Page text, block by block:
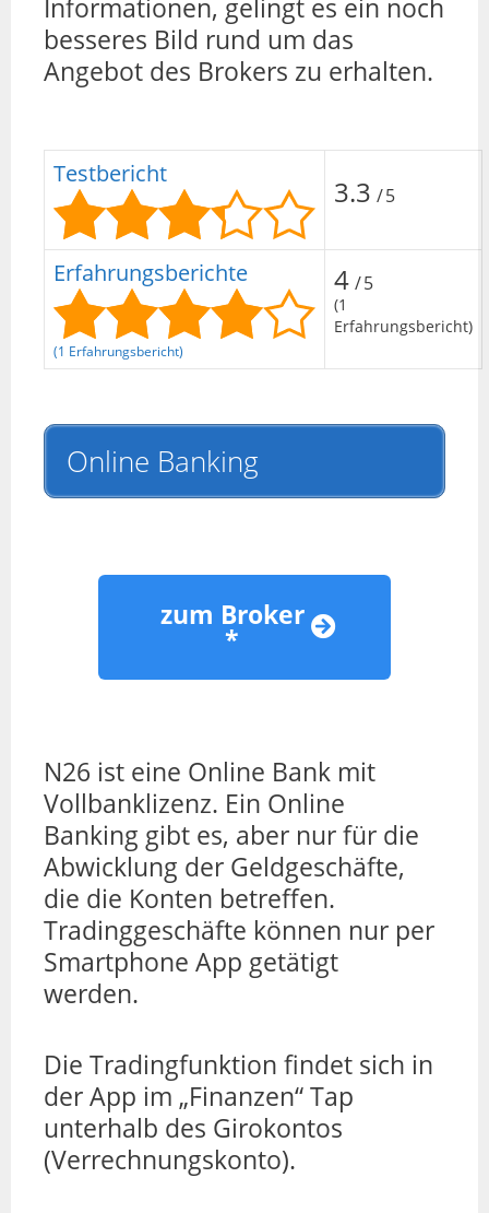
Informationen, gelingt es ein noch
besseres Bild rund um das
Angebot des Brokers zu erhalten.
Testbericht
3.3 /5
Erfahrungsberichte
(1 Erfahrungsbericht)
4 /5
(1
Erfahrungsbericht)
Online Banking
zum Broker
*
N26 ist eine Online Bank mit
Vollbanklizenz. Ein Online
Banking gibt es, aber nur für die
Abwicklung der Geldgeschäfte,
die die Konten betreffen.
Tradinggeschäfte können nur per
Smartphone App getätigt
werden.
Die Tradingfunktion findet sich in
der App im „Finanzen“ Tap
unterhalb des Girokontos
(Verrechnungskonto).